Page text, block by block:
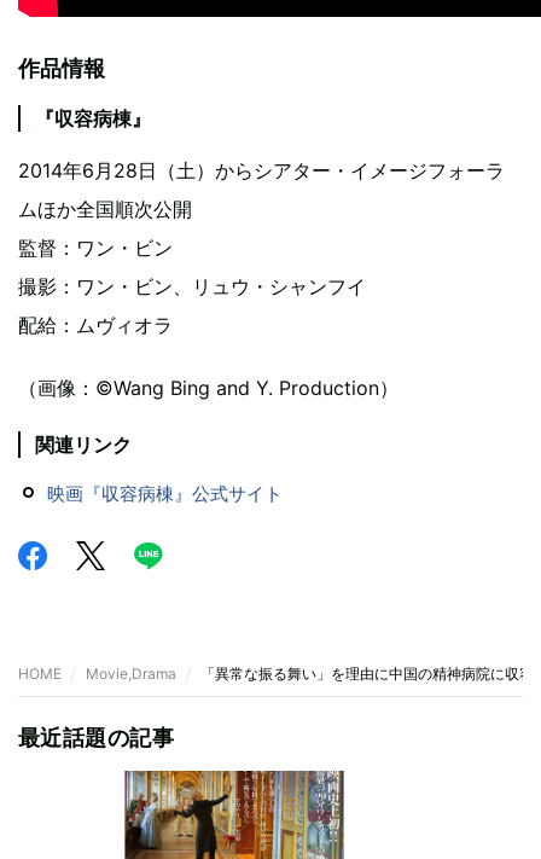
作品情報
『収容病棟』
2014年6月28日（土）からシアター・イメージフォーラ
ムほか全国順次公開
監督：ワン・ビン
撮影：ワン・ビン、リュウ・シャンフイ
配給：ムヴィオラ
（画像：©Wang Bing and Y. Production）
関連リンク
映画『収容病棟』公式サイト
HOME Movie,Drama 「異常な振る舞い」を理由に中国の精神病院に収
最近話題の記事